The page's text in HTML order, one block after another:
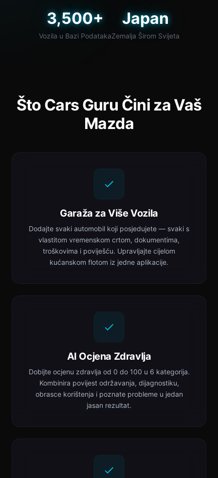
3,500+
Vozila u Bazi Podataka
Japan
Zemalja Širom Svijeta
Što Cars Guru Čini za Vaš
Mazda
Garaža za Više Vozila
Dodajte svaki automobil koji posjedujete — svaki s
vlastitom vremenskom crtom, dokumentima,
troškovima i poviješću. Upravljajte cijelom
kućanskom flotom iz jedne aplikacije.
AI Ocjena Zdravlja
Dobijte ocjenu zdravlja od 0 do 100 u 6 kategorija.
Kombinira povijest održavanja, dijagnostiku,
obrasce korištenja i poznate probleme u jedan
jasan rezultat.